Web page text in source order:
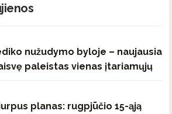
nužudymo byloje – naujausia
paleistas vienas įtariamųjų
planas: rugpjūčio 15-ąją